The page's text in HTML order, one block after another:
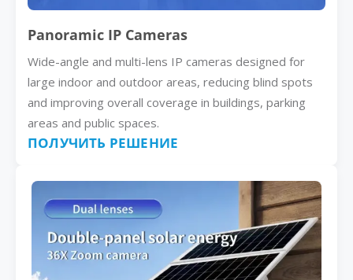
Panoramic IP Cameras
Wide-angle and multi-lens IP cameras designed for
large indoor and outdoor areas, reducing blind spots
and improving overall coverage in buildings, parking
areas and public spaces.
ПОЛУЧИТЬ РЕШЕНИЕ